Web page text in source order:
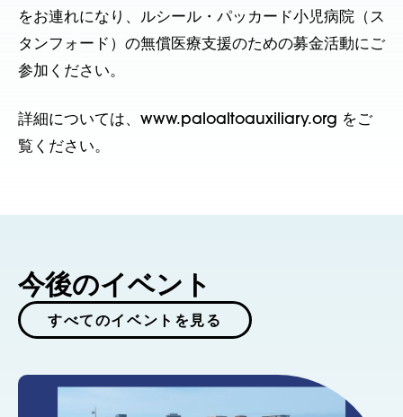
をお連れになり、ルシール・パッカード小児病院（ス
タンフォード）の無償医療支援のための募金活動にご
参加ください。
詳細については、www.paloaltoauxiliary.org をご
覧ください。
今後のイベント
すべてのイベントを見る